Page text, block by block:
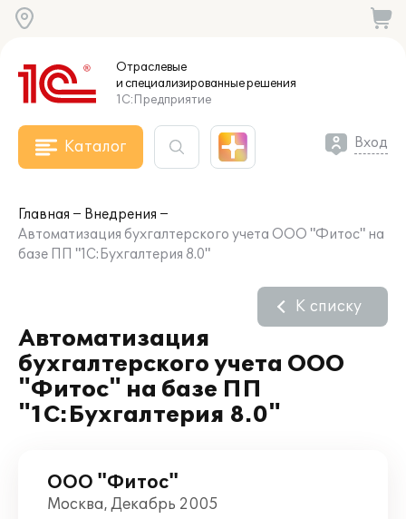
Отраслевые
и специализированныерешения
1С:Предприятие
Каталог Вход
Главная
Внедрения
Автоматизация бухгалтерского учета ООО "Фитос" на
базе ПП "1С:Бухгалтерия 8.0"
Автоматизация
бухгалтерского учета ООО
"Фитос" на базе ПП
"1С:Бухгалтерия 8.0"
К списку
ООО "Фитос"
Москва, Декабрь 2005